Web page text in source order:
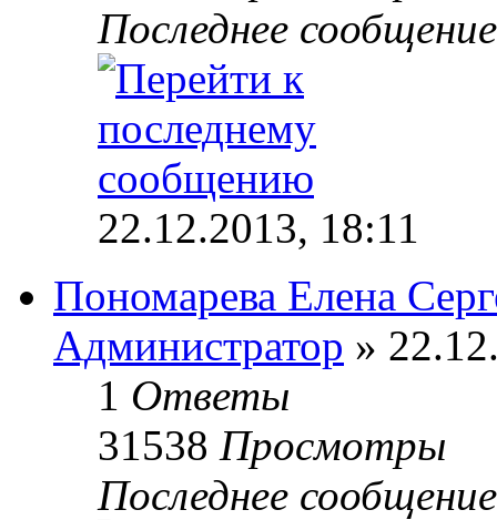
Последнее
22.12.2013, 18:11
Пономарева Елена
Администратор »
1 Ответы
31538 Просмотры
Последнее